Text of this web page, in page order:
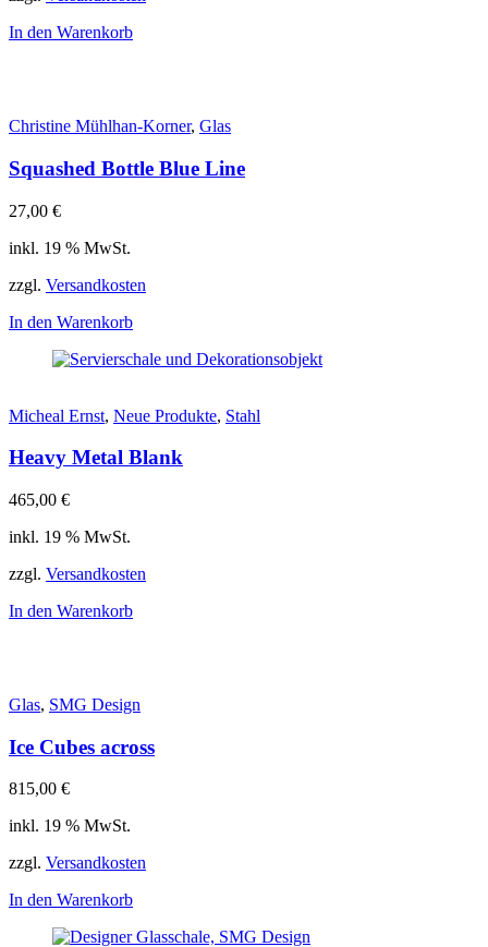
In den Warenkorb
Christine Mühlhan-Korner, Glas
Squashed Bottle Blue Line
27,00 €
inkl. 19 % MwSt.
zzgl. Versandkosten
In den Warenkorb
Micheal Ernst, Neue Produkte, Stahl
Heavy Metal Blank
465,00 €
inkl. 19 % MwSt.
zzgl. Versandkosten
In den Warenkorb
Glas, SMG Design
Ice Cubes across
815,00 €
inkl. 19 % MwSt.
zzgl. Versandkosten
In den Warenkorb